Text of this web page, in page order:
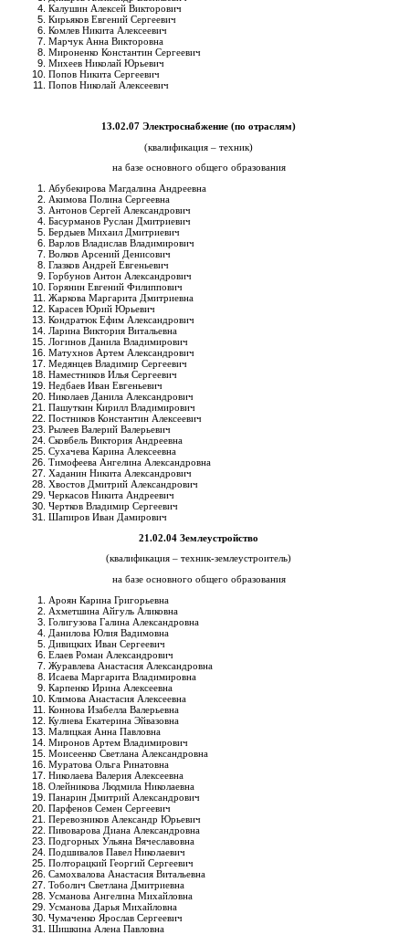
Калушин Алексей Викторович
Кирьяков Евгений Сергеевич
Комлев Никита Алексеевич
Марчук Анна Викторовна
Мироненко Константин Сергеевич
Михеев Николай Юрьевич
Попов Никита Сергеевич
Попов Николай Алексеевич
13.02.07 Электроснабжение (по отраслям)
(квалификация – техник)
на базе основного общего образования
Абубекирова Магдалина Андреевна
Акимова Полина Сергеевна
Антонов Сергей Александрович
Басурманов Руслан Дмитриевич
Бердыев Михаил Дмитриевич
Варлов Владислав Владимирович
Волков Арсений Денисович
Глазков Андрей Евгеньевич
Горбунов Антон Александрович
Горянин Евгений Филиппович
Жаркова Маргарита Дмитриевна
Карасев Юрий Юрьевич
Кондратюк Ефим Александрович
Ларина Виктория Витальевна
Логинов Данила Владимирович
Матухнов Артем Александрович
Медянцев Владимир Сергеевич
Наместников Илья Сергеевич
Недбаев Иван Евгеньевич
Николаев Данила Александрович
Пашуткин Кирилл Владимирович
Постников Константин Алексеевич
Рылеев Валерий Валерьевич
Сковбель Виктория Андреевна
Сухачева Карина Алексеевна
Тимофеева Ангелина Александровна
Хаданин Никита Александрович
Хвостов Дмитрий Александрович
Черкасов Никита Андреевич
Чертков Владимир Сергеевич
Шапиров Иван Дамирович
21.02.04 Землеустройство
(квалификация – техник-землеустроитель)
на базе основного общего образования
Ароян Карина Григорьевна
Ахметшина Айгуль Аликовна
Голигузова Галина Александровна
Данилова Юлия Вадимовна
Дивицких Иван Сергеевич
Елаев Роман Александрович
Журавлева Анастасия Александровна
Исаева Маргарита Владимировна
Карпенко Ирина Алексеевна
Климова Анастасия Алексеевна
Коннова Изабелла Валерьевна
Кулиева Екатерина Эйвазовна
Малицкая Анна Павловна
Миронов Артем Владимирович
Моисеенко Светлана Александровна
Муратова Ольга Ринатовна
Николаева Валерия Алексеевна
Олейникова Людмила Николаевна
Панарин Дмитрий Александрович
Парфенов Семен Сергеевич
Перевозников Александр Юрьевич
Пивоварова Диана Александровна
Подгорных Ульяна Вячеславовна
Подшивалов Павел Николаевич
Полторацкий Георгий Сергеевич
Самохвалова Анастасия Витальевна
Тоболич Светлана Дмитриевна
Усманова Ангелина Михайловна
Усманова Дарья Михайловна
Чумаченко Ярослав Сергеевич
Шишкина Алена Павловна